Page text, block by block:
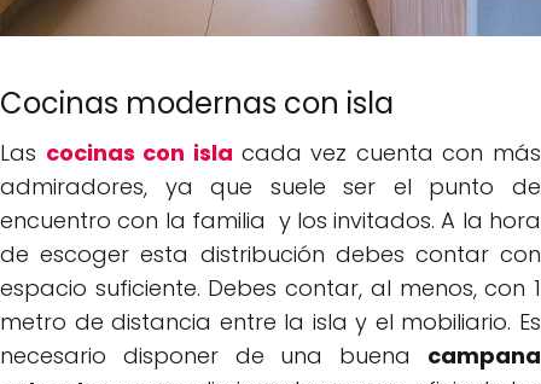
Cocinas modernas con isla
Las cocinas con isla cada vez cuenta con más
admiradores, ya que suele ser el punto de
encuentro con la familia y los invitados. A la hora
de escoger esta distribución debes contar con
espacio suficiente. Debes contar, al menos, con 1
metro de distancia entre la isla y el mobiliario. Es
necesario disponer de una buena campana